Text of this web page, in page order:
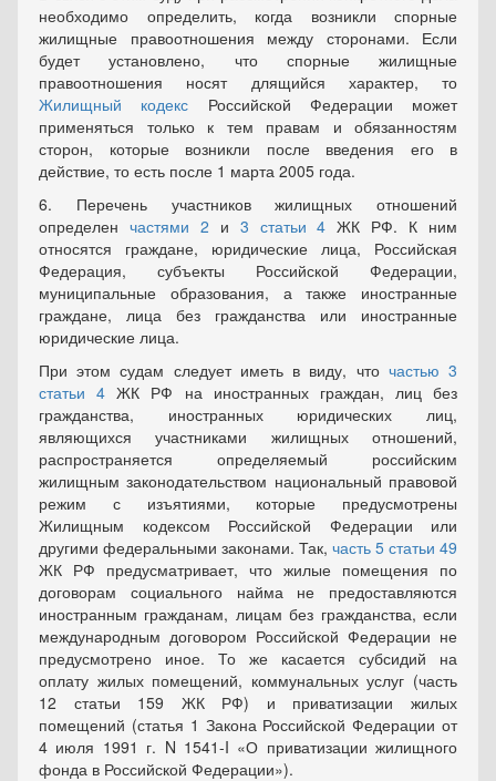
необходимо определить, когда возникли спорные
жилищные правоотношения между сторонами. Если
будет установлено, что спорные жилищные
правоотношения носят длящийся характер, то
Жилищный кодекс Российской Федерации может
применяться только к тем правам и обязанностям
сторон, которые возникли после введения его в
действие, то есть после 1 марта 2005 года.
6. Перечень участников жилищных отношений
определен частями 2 и 3 статьи 4 ЖК РФ. К ним
относятся граждане, юридические лица, Российская
Федерация, субъекты Российской Федерации,
муниципальные образования, а также иностранные
граждане, лица без гражданства или иностранные
юридические лица.
При этом судам следует иметь в виду, что частью 3
статьи 4 ЖК РФ на иностранных граждан, лиц без
гражданства, иностранных юридических лиц,
являющихся участниками жилищных отношений,
распространяется определяемый российским
жилищным законодательством национальный правовой
режим с изъятиями, которые предусмотрены
Жилищным кодексом Российской Федерации или
другими федеральными законами. Так, часть 5 статьи 49
ЖК РФ предусматривает, что жилые помещения по
договорам социального найма не предоставляются
иностранным гражданам, лицам без гражданства, если
международным договором Российской Федерации не
предусмотрено иное. То же касается субсидий на
оплату жилых помещений, коммунальных услуг (часть
12 статьи 159 ЖК РФ) и приватизации жилых
помещений (статья 1 Закона Российской Федерации от
4 июля 1991 г. N 1541-I «О приватизации жилищного
фонда в Российской Федерации»).